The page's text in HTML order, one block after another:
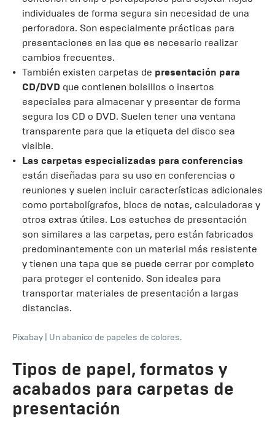
individuales de forma segura sin necesidad de una
perforadora. Son especialmente prácticas para
presentaciones en las que es necesario realizar
cambios frecuentes.
También existen carpetas de presentación para
CD/DVD que contienen bolsillos o insertos
especiales para almacenar y presentar de forma
segura los CD o DVD. Suelen tener una ventana
transparente para que la etiqueta del disco sea
visible.
Las carpetas especializadas para conferencias
están diseñadas para su uso en conferencias o
reuniones y suelen incluir características adicionales
como portabolígrafos, blocs de notas, calculadoras y
otros extras útiles. Los estuches de presentación
son similares a las carpetas, pero están fabricados
predominantemente con un material más resistente
y tienen una tapa que se puede cerrar por completo
para proteger el contenido. Son ideales para
transportar materiales de presentación a largas
distancias.
Pixabay Un abanico de papeles de colores.
Tipos de papel, formatos y
acabados para carpetas de
presentación